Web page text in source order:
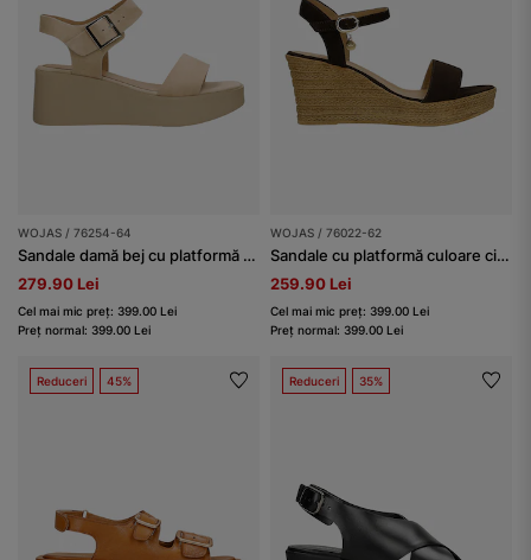
WOJAS / 76254-64
Sandale damă bej cu platformă și toc pană
279.90 Lei
Cel mai mic preț: 399.00 Lei
Preț normal: 399.00 Lei
WOJAS / 76022-62
Sandale cu platformă culoare ciocolată
259.90 Lei
Cel mai mic preț: 399.00 Lei
Preț normal: 399.00 Lei
Reduceri 45% Reduceri 35%